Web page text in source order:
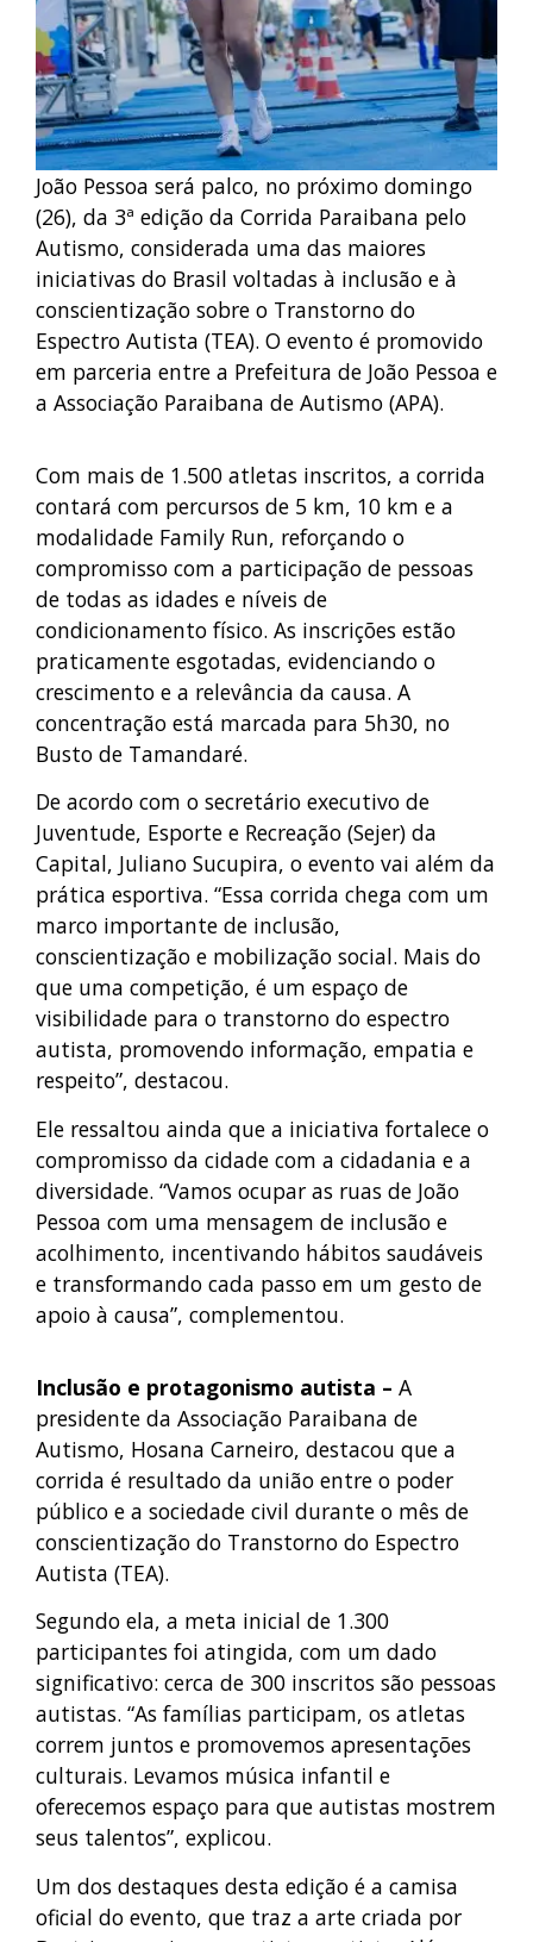
João Pessoa será palco, no próximo domingo
(26), da 3ª edição da Corrida Paraibana pelo
Autismo, considerada uma das maiores
iniciativas do Brasil voltadas à inclusão e à
conscientização sobre o Transtorno do
Espectro Autista (TEA). O evento é promovido
em parceria entre a Prefeitura de João Pessoa e
a Associação Paraibana de Autismo (APA).
Com mais de 1.500 atletas inscritos, a corrida
contará com percursos de 5 km, 10 km e a
modalidade Family Run, reforçando o
compromisso com a participação de pessoas
de todas as idades e níveis de
condicionamento físico. As inscrições estão
praticamente esgotadas, evidenciando o
crescimento e a relevância da causa. A
concentração está marcada para 5h30, no
Busto de Tamandaré.
De acordo com o secretário executivo de
Juventude, Esporte e Recreação (Sejer) da
Capital, Juliano Sucupira, o evento vai além da
prática esportiva. “Essa corrida chega com um
marco importante de inclusão,
conscientização e mobilização social. Mais do
que uma competição, é um espaço de
visibilidade para o transtorno do espectro
autista, promovendo informação, empatia e
respeito”, destacou.
Ele ressaltou ainda que a iniciativa fortalece o
compromisso da cidade com a cidadania e a
diversidade. “Vamos ocupar as ruas de João
Pessoa com uma mensagem de inclusão e
acolhimento, incentivando hábitos saudáveis
e transformando cada passo em um gesto de
apoio à causa”, complementou.
Inclusão e protagonismo autista – A
presidente da Associação Paraibana de
Autismo, Hosana Carneiro, destacou que a
corrida é resultado da união entre o poder
público e a sociedade civil durante o mês de
conscientização do Transtorno do Espectro
Autista (TEA).
Segundo ela, a meta inicial de 1.300
participantes foi atingida, com um dado
significativo: cerca de 300 inscritos são pessoas
autistas. “As famílias participam, os atletas
correm juntos e promovemos apresentações
culturais. Levamos música infantil e
oferecemos espaço para que autistas mostrem
seus talentos”, explicou.
Um dos destaques desta edição é a camisa
oficial do evento, que traz a arte criada por